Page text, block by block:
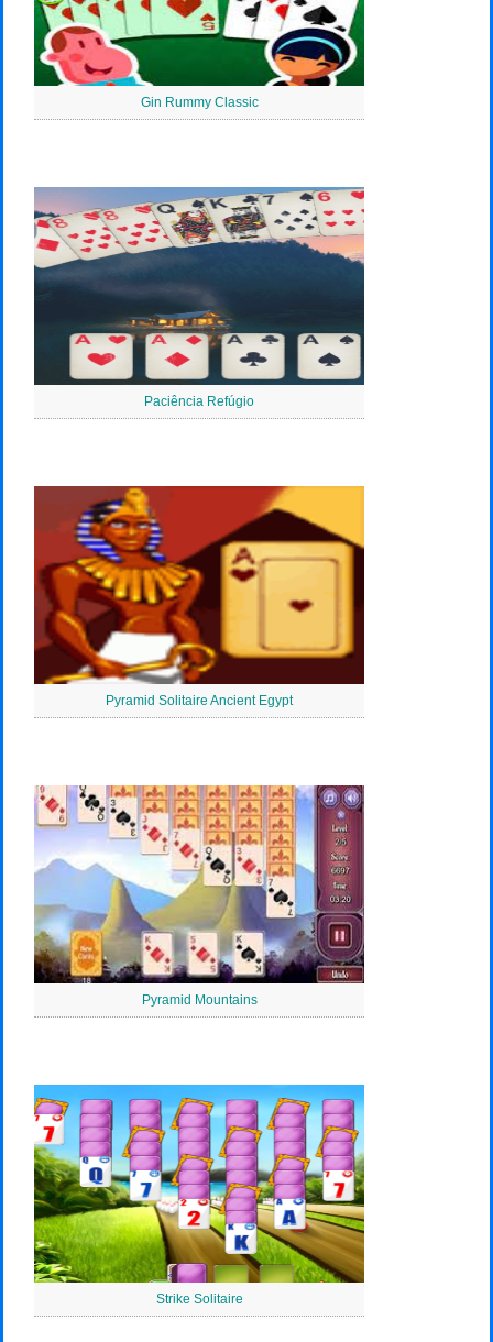
Gin Rummy Classic
Paciência Refúgio
Pyramid Solitaire Ancient Egypt
Pyramid Mountains
Strike Solitaire